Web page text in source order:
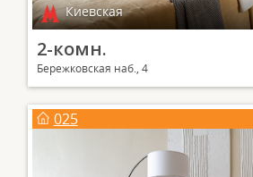
Киевская
2-комн.
Бережковская наб., 4
025